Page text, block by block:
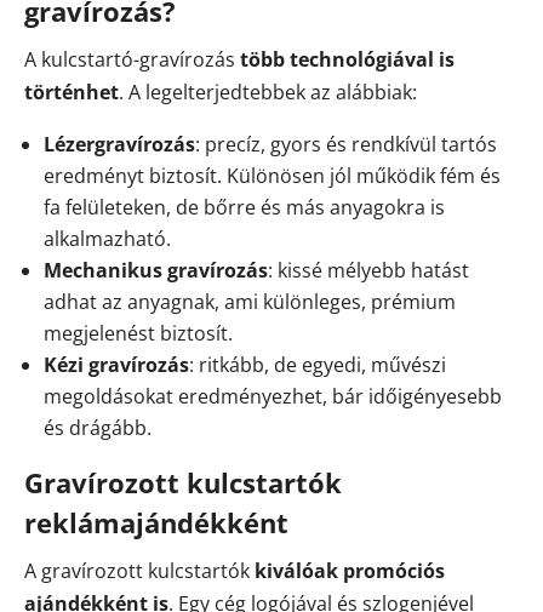
gravírozás?
A kulcstartó-gravírozás több technológiával is
történhet. A legelterjedtebbek az alábbiak:
Lézergravírozás: precíz, gyors és rendkívül tartós
eredményt biztosít. Különösen jól működik fém és
fa felületeken, de bőrre és más anyagokra is
alkalmazható.
Mechanikus gravírozás: kissé mélyebb hatást
adhat az anyagnak, ami különleges, prémium
megjelenést biztosít.
Kézi gravírozás: ritkább, de egyedi, művészi
megoldásokat eredményezhet, bár időigényesebb
és drágább.
Gravírozott kulcstartók
reklámajándékként
A gravírozott kulcstartók kiválóak promóciós
ajándékként is. Egy cég logójával és szlogenjével